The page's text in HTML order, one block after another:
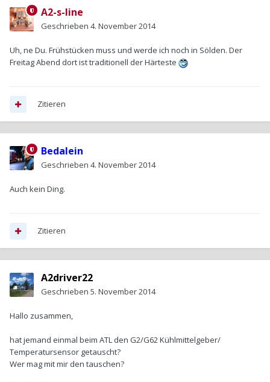
A2-s-line
Geschrieben 4. November 2014
Uh, ne Du. Frühstücken muss und werde ich noch in Sölden. Der
Freitag Abend dort ist traditionell der Härteste
Zitieren
Bedalein
Geschrieben 4. November 2014
Auch kein Ding.
Zitieren
A2driver22
Geschrieben 5. November 2014
Hallo zusammen,
hat jemand einmal beim ATL den G2/G62 Kühlmittelgeber/
Temperatursensor getauscht?
Wer mag mit mir den tauschen?